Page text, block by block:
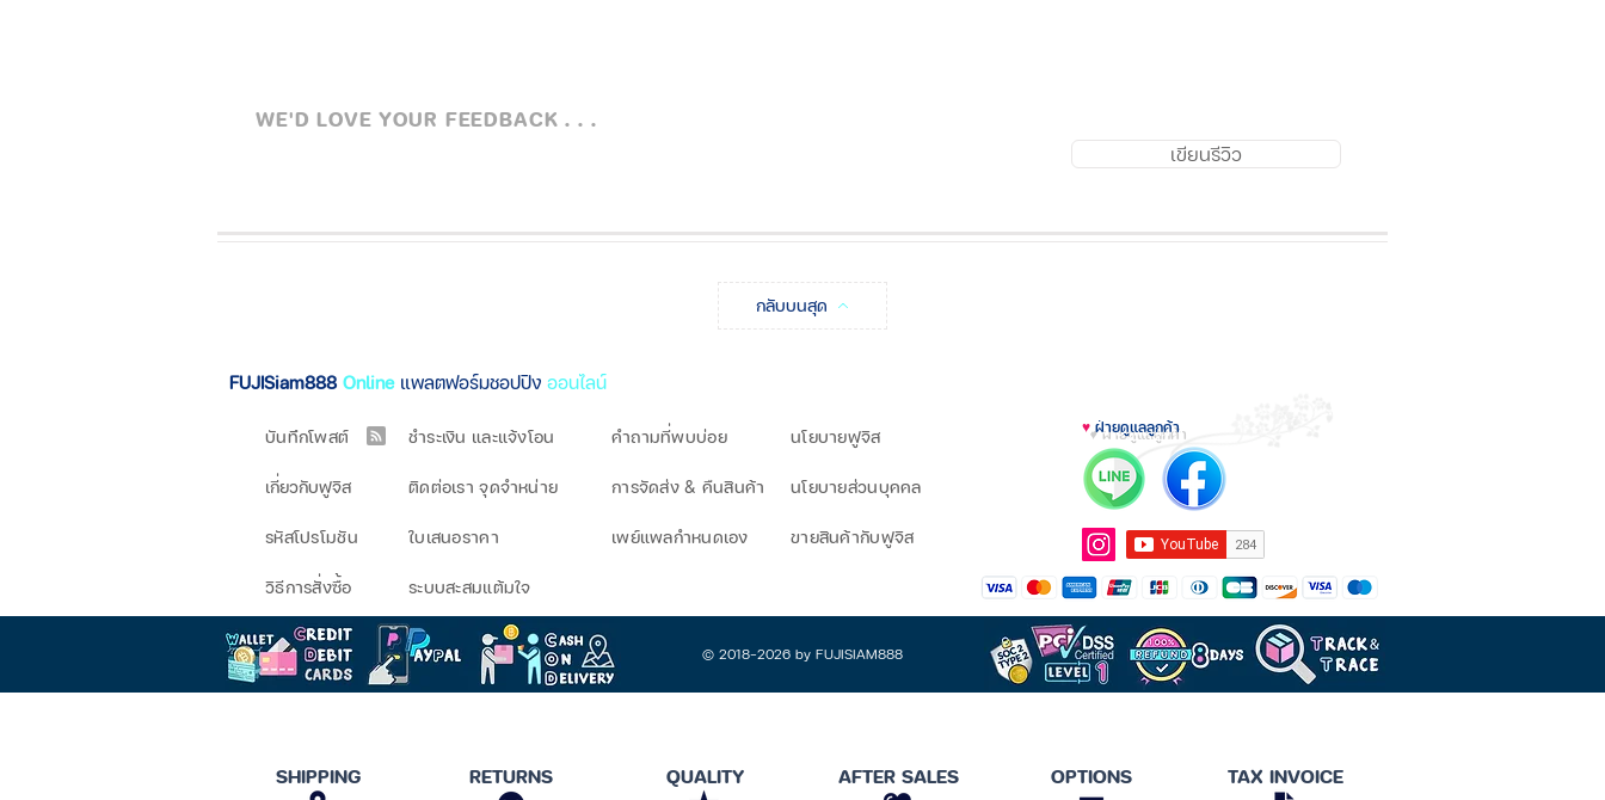
WE'D LOVE YOUR FEEDBACK . . .
เขียนรีวิว
กลับบนสุด
FUJISiam888 Onlineแพลตฟอร์มชอปปิง ออนไลน์
บันทึกโพสต์
เกี่ยวกับฟูจิส
รหัสโปรโมชัน
ชำระเงิน และแจ้งโอน
ติดต่อเรา จุดจำหน่าย
ใบเสนอราคา
วิธีการสั่งซื้อ ระบบสะสมแต้มใจ
คำถามที่พบบ่อย
การจัดส่ง & คืนสินค้า
เพย์แพลกำหนดเอง
นโยบายฟูจิส
นโยบายส่วนบุคคล
ขายสินค้ากับฟูจิส
♥ฝ่ายดูแลลูกค้า
© 2018-2026 by FUJISIAM888
SHIPPING RETURNS QUALITY AFTER SALES OPTIONS TAX INVOICE